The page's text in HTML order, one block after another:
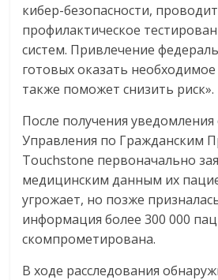
кибер-безопасности,
профилактическое
систем. Привлечение
готовых оказать необходимое
также поможет снизить риск».
После получения
Управления по Гражданским
Touchstone первоначально
медицинским данным их
угрожает, но позже
информация более 300 000
скомпрометирована.
В ходе расследования